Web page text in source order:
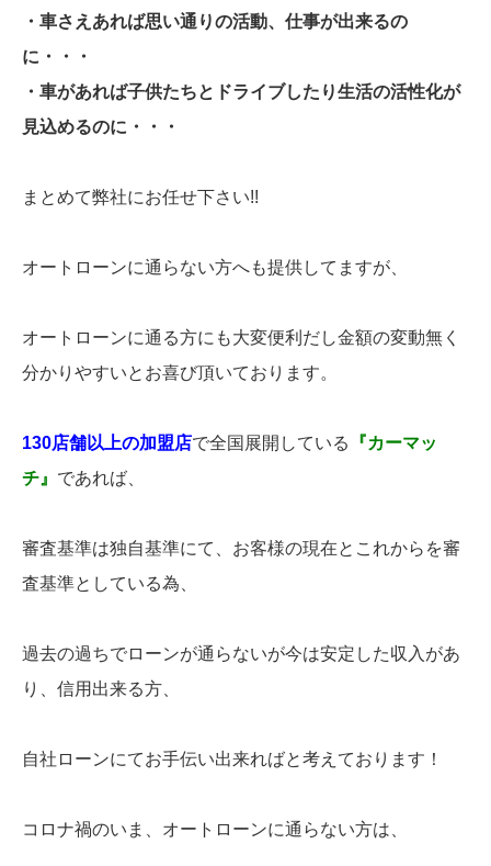
・車さえあれば思い通りの活動、仕事が出来るの
に・・・
・車があれば子供たちとドライブしたり生活の活性化が
見込めるのに・・・
まとめて弊社にお任せ下さい!!
オートローンに通らない方へも提供してますが、
オートローンに通る方にも大変便利だし金額の変動無く
分かりやすいとお喜び頂いております。
130店舗以上の加盟店で全国展開している
『カーマッ
チ』 であれば、
審査基準は独自基準にて、お客様の現在とこれからを審
査基準としている為、
過去の過ちでローンが通らないが今は安定した収入があ
り、信用出来る方、
自社ローンにてお手伝い出来ればと考えております！
コロナ禍のいま、オートローンに通らない方は、